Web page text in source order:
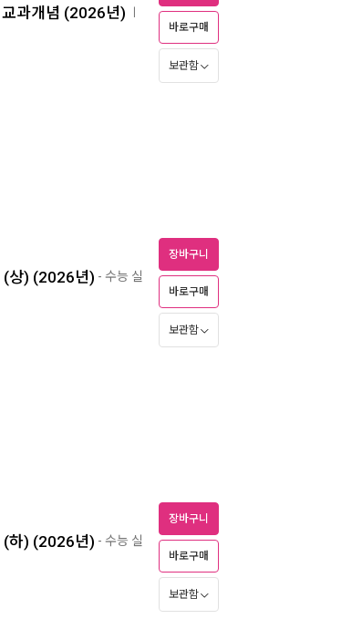
과개념 (2026년)
바로구매
보관함
(상) (2026년) - 수능 실
장바구니
바로구매
보관함
(하) (2026년) - 수능 실
장바구니
바로구매
보관함